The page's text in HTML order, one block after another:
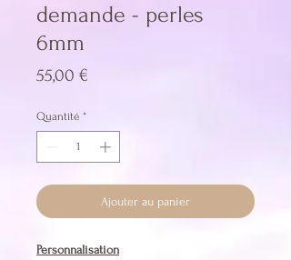
demande - perles
6mm
55,00 €
Quantité *
Ajouter au panier
Personnalisation